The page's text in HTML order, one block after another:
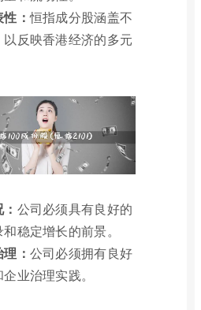
性：恒指成分股涵盖不
以反映香港经济的多元
公司必须具有良好的
稳定增长的前景。
： 公司必须拥有良好
业治理实践。